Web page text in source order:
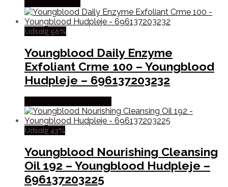
Udsalg 56%
Youngblood Daily Enzyme
Exfoliant Crme 100 – Youngblood
Hudpleje – 696137203232
Udsalg 43%
Youngblood Nourishing Cleansing
Oil 192 – Youngblood Hudpleje –
696137203225